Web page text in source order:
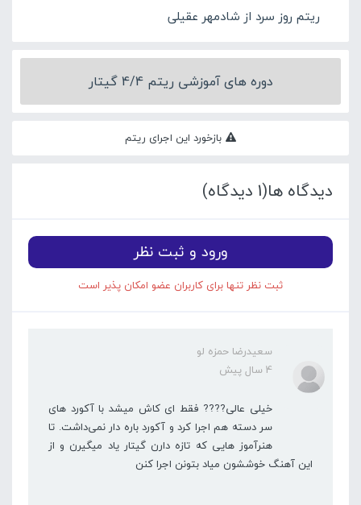
ریتم روز سرد از شادمهر عقیلی
دوره های آموزشی ریتم 4/4 گیتار
بازخورد این اجرای ریتم
دیدگاه ها(1 دیدگاه)
ورود و ثبت نظر
ثبت نظر تنها برای کاربران عضو امکان پذیر است
سعیدرضا حمزه لو
4 سال پیش
خیلی عالی???? فقط ای کاش میشد با آکورد های
سر دسته هم اجرا کرد و آکورد باره دار نمی‌داشت. تا
هنرآموز هایی که تازه دارن گیتار یاد میگیرن و از
این آهنگ خوششون میاد بتونن اجرا کنن